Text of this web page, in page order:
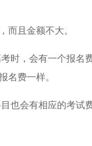
而且金额不大。
时，会有一个报名
名费一样。
也会有相应的考试